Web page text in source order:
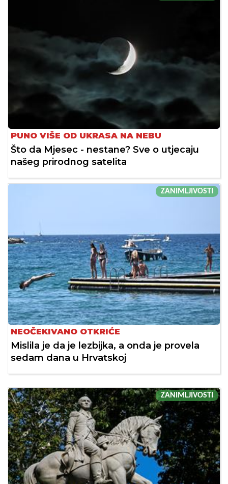
PUNO VIŠE OD UKRASA NA NEBU
Što da Mjesec - nestane? Sve o utjecaju
našeg prirodnog satelita
ZANIMLJIVOSTI
NEOČEKIVANO OTKRIĆE
Mislila je da je lezbijka, a onda je provela
sedam dana u Hrvatskoj
ZANIMLJIVOSTI